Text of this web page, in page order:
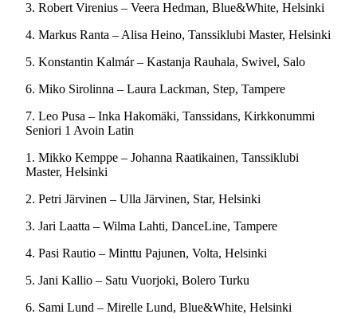
3. Robert Virenius – Veera Hedman, Blue&White, Helsinki
4. Markus Ranta – Alisa Heino, Tanssiklubi Master, Helsinki
5. Konstantin Kalmár – Kastanja Rauhala, Swivel, Salo
6. Miko Sirolinna – Laura Lackman, Step, Tampere
7. Leo Pusa – Inka Hakomäki, Tanssidans, Kirkkonummi
Seniori 1 Avoin Latin
1. Mikko Kemppe – Johanna Raatikainen, Tanssiklubi
Master, Helsinki
2. Petri Järvinen – Ulla Järvinen, Star, Helsinki
3. Jari Laatta – Wilma Lahti, DanceLine, Tampere
4. Pasi Rautio – Minttu Pajunen, Volta, Helsinki
5. Jani Kallio – Satu Vuorjoki, Bolero Turku
6. Sami Lund – Mirelle Lund, Blue&White, Helsinki